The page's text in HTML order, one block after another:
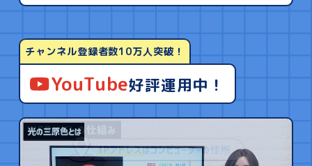
チャンネル登録者数10万人突破！
YouTube好評運用中！